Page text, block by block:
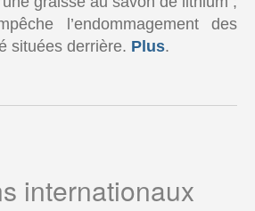
l’endommagement des
situées derrière. Plus.
internationaux